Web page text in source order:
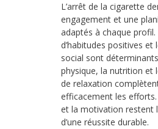
L’arrêt de la cigarette
engagement et une
adaptés à chaque profil.
d’habitudes positives et
social sont
physique, la nutrition et
de relaxation
efficacement les
et la motivation restent
d’une réussite durable.